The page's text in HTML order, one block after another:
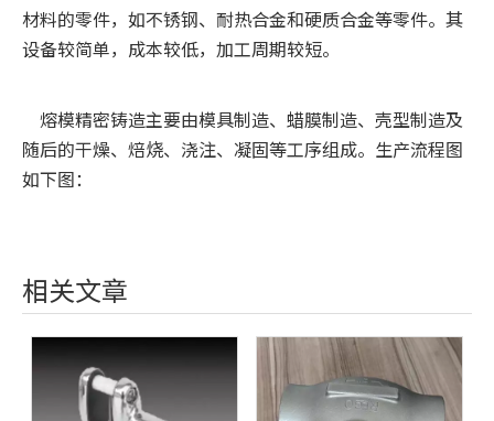
材料的零件，如不锈钢、耐热合金和硬质合金等零件。其
设备较简单，成本较低，加工周期较短。
熔模精密铸造主要由模具制造、蜡膜制造、壳型制造及
随后的干燥、焙烧、浇注、凝固等工序组成。生产流程图
如下图：
相关文章